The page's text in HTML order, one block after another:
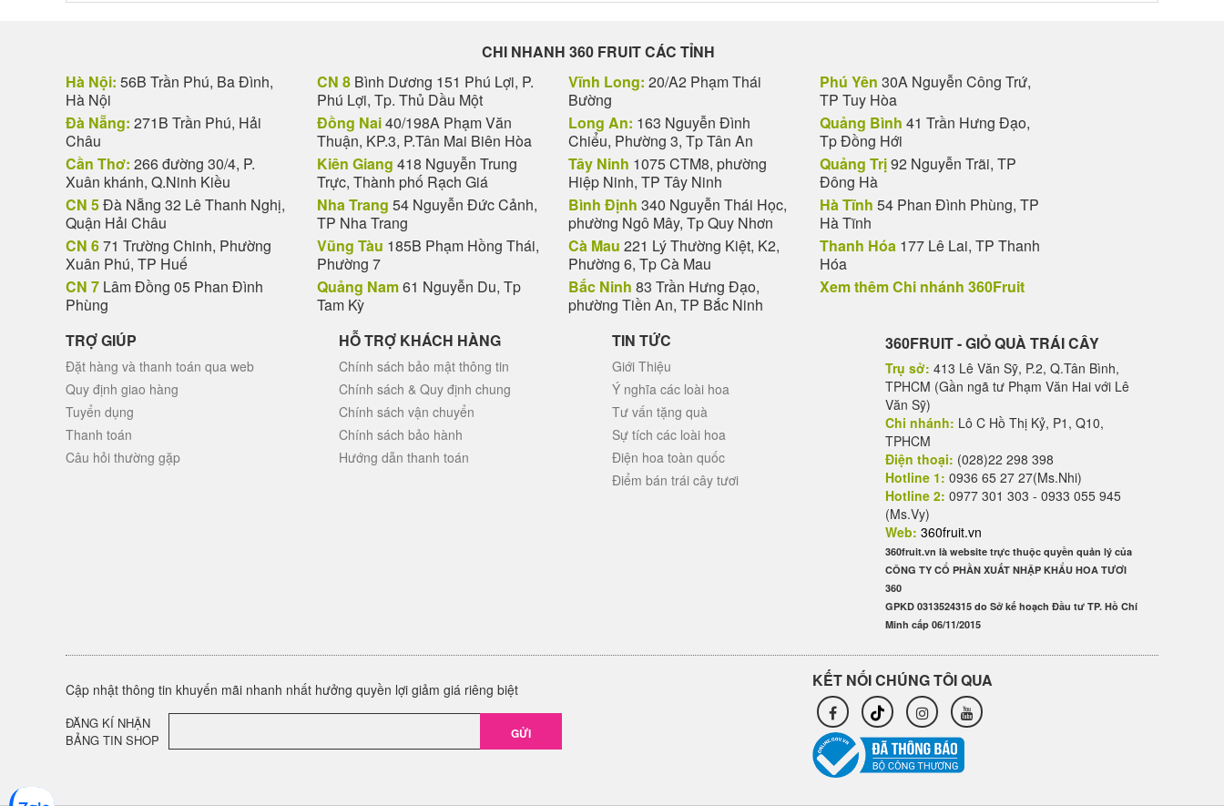
CHI NHANH 360 FRUIT CÁC TỈNH
Hà Nội: 56B Trần Phú, Ba Đình,
Hà Nội
Đà Nẵng: 271B Trần Phú, Hải
Châu
Cần Thơ: 266 đường 30/4, P.
Xuân khánh, Q.Ninh Kiều
CN 5Đà Nẵng 32 Lê Thanh Nghị,
Quận Hải Châu
CN 671 Trường Chinh, Phường
Xuân Phú, TP Huế
CN 7 Lâm Đồng 05 Phan Đình
Phùng
CN 8 Bình Dương 151 Phú Lợi, P.
Phú Lợi, Tp. Thủ Dầu Một
Đồng Nai40/198A Phạm Văn
Thuận, KP.3, P.Tân Mai Biên Hòa
Kiên Giang 418 Nguyễn Trung
Trực, Thành phố Rạch Giá
Nha Trang 54 Nguyễn Đức Cảnh,
TP Nha Trang
Vũng Tàu 185B Phạm Hồng Thái,
Phường 7
Quảng Nam61 Nguyễn Du, Tp
Tam Kỳ
Vĩnh Long: 20/A2 Phạm Thái
Bường
Long An: 163 Nguyễn Đình
Chiểu, Phường 3, Tp Tân An
Tây Ninh 1075 CTM8, phường
Hiệp Ninh, TP Tây Ninh
Bình Định 340 Nguyễn Thái Học,
phường Ngô Mây, Tp Quy Nhơn
Cà Mau 221 Lý Thường Kiệt, K2,
Phường 6, Tp Cà Mau
Bắc Ninh 83 Trần Hưng Đạo,
phường Tiền An, TP Bắc Ninh
Phú Yên 30A Nguyễn Công Trứ,
TP Tuy Hòa
Quảng Bình 41 Trần Hưng Đạo,
Tp Đồng Hới
Quảng Trị92 Nguyễn Trãi, TP
Đông Hà
Hà Tĩnh 54 Phan Đình Phùng, TP
Hà Tĩnh
Thanh Hóa 177 Lê Lai, TP Thanh
Hóa
Xem thêm Chi nhánh 360Fruit
TRỢ GIÚP
Đặt hàng và thanh toán qua web
Quy định giao hàng
Tuyển dụng
Thanh toán
Câu hỏi thường gặp
HỖ TRỢ KHÁCH HÀNG
Chính sách bảo mật thông tin
Chính sách & Quy định chung
Chính sách vận chuyển
Chính sách bảo hành
Hướng dẫn thanh toán
TIN TỨC
Giới Thiệu
Ý nghĩa các loài hoa
Tư vấn tặng quà
Sự tích các loài hoa
Điện hoa toàn quốc
Điểm bán trái cây tươi
360FRUIT - GIỎ QUÀ TRÁI CÂY
Trụ sở: 413 Lê Văn Sỹ, P.2, Q.Tân Bình,
TPHCM (Gần ngã tư Phạm Văn Hai với Lê
Văn Sỹ)
Chi nhánh: Lô C Hồ Thị Kỷ, P1, Q10,
TPHCM
Điện thoại: (028)22 298 398
Hotline 1: 0936 65 27 27(Ms.Nhi)
Hotline 2: 0977 301 303 - 0933 055 945
(Ms.Vy)
Web: 360fruit.vn
360fruit.vn là website trực thuộc quyền quản lý của
CÔNG TY CỔ PHẦN XUẤT NHẬP KHẨU HOA TƯƠI
360
GPKD 0313524315 do Sở kế hoạch Đầu tư TP. Hồ Chí
Minh cấp 06/11/2015
Cập nhật thông tin khuyến mãi nhanh nhất hưởng quyền lợi giảm giá riêng biệt
ĐĂNG KÍ NHẬN
BẢNG TIN SHOP
GỬI
KẾT NỐI CHÚNG TÔI QUA